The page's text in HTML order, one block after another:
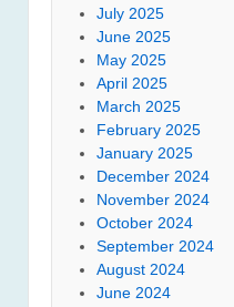
July 2025
June 2025
May 2025
April 2025
March 2025
February 2025
January 2025
December 2024
November 2024
October 2024
September 2024
August 2024
June 2024